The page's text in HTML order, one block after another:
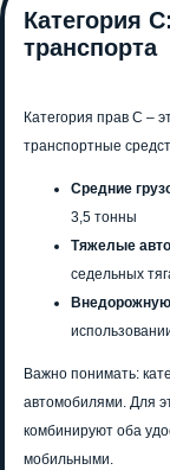
Категория
транспорта
Категория прав С –
транспортные
Средние
3,5 тонны
Тяжелые
седельных
Важно понимать:
автомобилями. Для
комбинируют оба
мобильными.